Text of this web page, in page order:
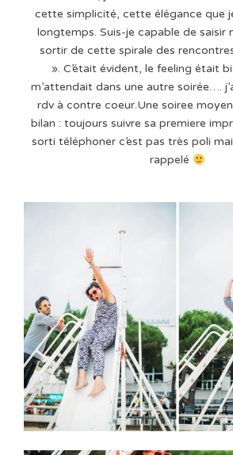
cette simplicité, cette élégance que
longtemps. Suis-je capable de saisir
sortir de cette spirale des
». C’était évident, le feeling était
m’attendait dans une autre soirée….
rdv à contre coeur.Une soiree
bilan : toujours suivre sa premiere
sorti téléphoner c’est pas très poli
rappelé